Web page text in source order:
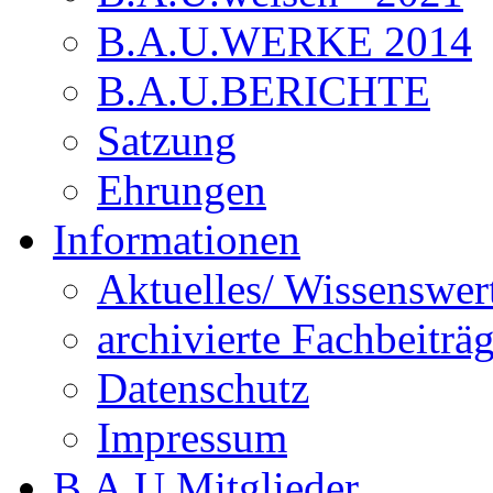
B.A.U.WERKE 2014
B.A.U.BERICHTE
Satzung
Ehrungen
Informationen
Aktuelles/
archivierte
Datenschutz
Impressum